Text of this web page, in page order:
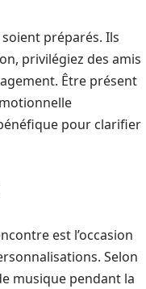
préparés. Ils
privilégiez des amis
Être présent
pour clarifier
est l’occasion
Selon
musique pendant la